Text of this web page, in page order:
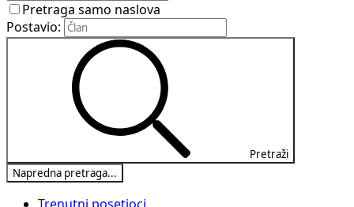
Pretraga samo naslova
Postavio:
Pretraži
Napredna pretraga...